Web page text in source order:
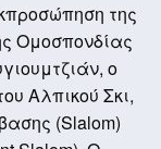
της
Ομοσπονδίας
ο
Αλπικού Σκι,
(Slalom)